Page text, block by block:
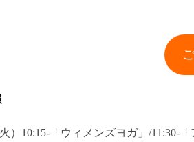
火）10:15-「ウィメンズヨガ」/11:30-